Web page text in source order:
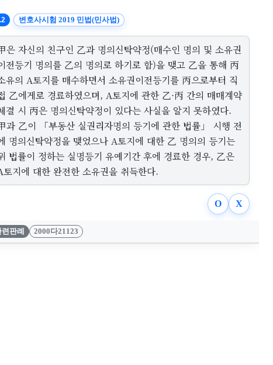
변호사시험 2019 민법(민사법)
은 자신의 친구인 乙과 명의신탁약정(매수인 명의 및 소유권
전등기 명의를 乙의 명의로 하기로 함)을 맺고 乙을 통해 丙
유의 A토지를 매수하면서 소유권이전등기를 丙으로부터 직
乙에게로 경료하였으며, A토지에 관한 乙·丙 간의 매매계약
결 시 丙은 명의신탁약정이 있다는 사실을 알지 못하였다.
과 乙이 「부동산 실권리자명의 등기에 관한 법률」 시행 전
명의신탁약정을 맺었으나 A토지에 대한 乙 명의의 등기는
법률이 정하는 실명등기 유예기간 후에 경료한 경우, 乙은
토지에 대한 완전한 소유권을 취득한다.
O X
련판례 2000다21123